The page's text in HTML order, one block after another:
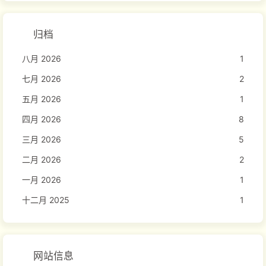
归档
八月 2026
1
七月 2026
2
五月 2026
1
四月 2026
8
三月 2026
5
二月 2026
2
一月 2026
1
十二月 2025
1
网站信息